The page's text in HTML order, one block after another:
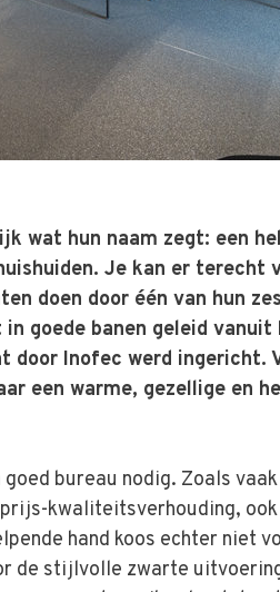
wat hun naam zegt: een
Je kan er terecht
doen door één van hun zes
goede banen geleid vanuit
door Inofec werd ingericht.
een warme, gezellige en
bureau nodig. Zoals
kwaliteitsverhouding,
hand koos echter niet
de stijlvolle zwarte